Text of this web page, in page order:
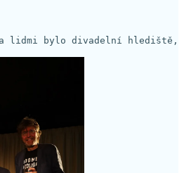
lidmi bylo divadelní hlediště,